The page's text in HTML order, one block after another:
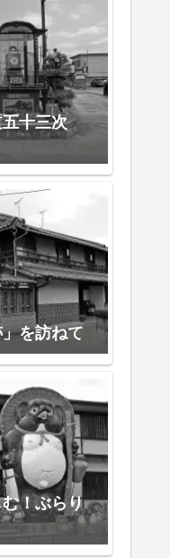
十三次
を訪ねて
！ぶらり